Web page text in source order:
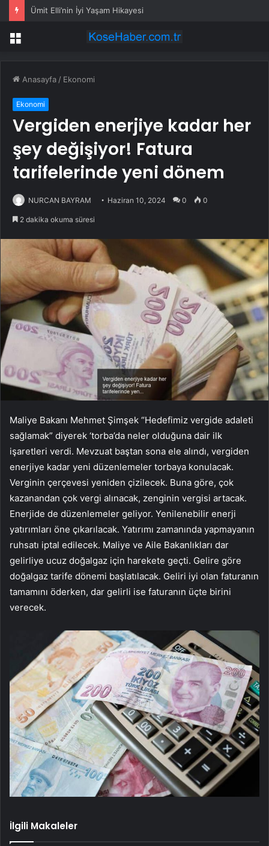
Ümit Elli’nin İyi Yaşam Hikayesi
Menü
Anasayfa / Ekonomi
Ekonomi
Vergiden enerjiye kadar her
şey değişiyor! Fatura
tarifelerinde yeni dönem
NURCAN BAYRAM Haziran 10, 2024 0 0
2 dakika okuma süresi
Maliye Bakanı Mehmet Şimşek “Hedefimiz vergide adaleti
sağlamak” diyerek ‘torba’da neler olduğuna dair ilk
işaretleri verdi. Mevzuat baştan sona ele alındı, vergiden
enerjiye kadar yeni düzenlemeler torbaya konulacak.
Verginin çerçevesi yeniden çizilecek. Buna göre, çok
kazanandan çok vergi alınacak, zenginin vergisi artacak.
Enerjide de düzenlemeler geliyor. Yenilenebilir enerji
yatırımları öne çıkarılacak. Yatırımı zamanında yapmayanın
ruhsatı iptal edilecek. Maliye ve Aile Bakanlıkları dar
gelirliye ucuz doğalgaz için harekete geçti. Gelire göre
doğalgaz tarife dönemi başlatılacak. Geliri iyi olan faturanın
tamamını öderken, dar gelirli ise faturanın üçte birini
verecek.
İlgili Makaleler